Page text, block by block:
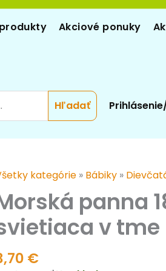
Akciové ponuky
kategórie » Bábiky »
panna
v tme
€
panna